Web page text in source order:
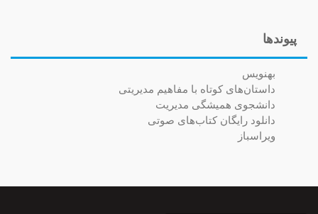
پیوندها
بهنویس
داستان‌های کوتاه با مفاهیم مدیریتی
دانشجوی همیشگی مدیریت
دانلود رایگان کتاب‌های صوتی
ویراسباز